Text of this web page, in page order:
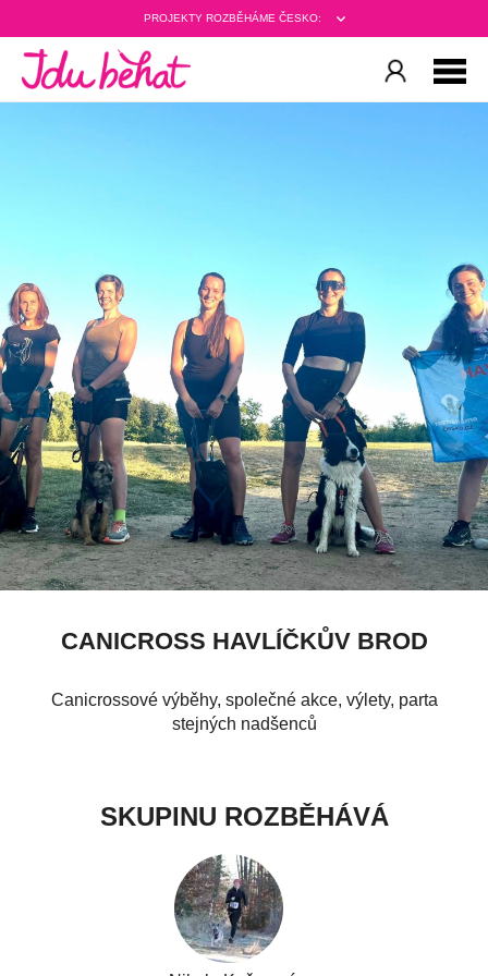
PROJEKTY ROZBĚHÁME ČESKO:
CANICROSS HAVLÍČKŮV BROD
Canicrossové výběhy, společné akce, výlety, parta
stejných nadšenců
SKUPINU ROZBĚHÁVÁ